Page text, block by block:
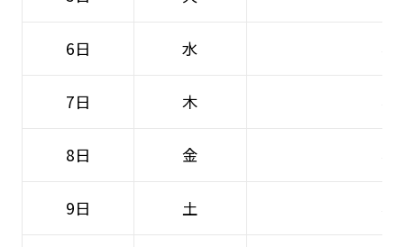
6日 水
7日 木
8日 金
9日 土